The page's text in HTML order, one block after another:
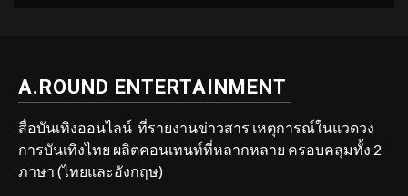
A.ROUND ENTERTAINMENT
สื่อบันเทิงออนไลน์ ที่รายงานข่าวสาร เหตุการณ์ในแวดวง
การบันเทิงไทย ผลิตคอนเทนท์ที่หลากหลาย ครอบคลุมทั้ง 2
ภาษา (ไทยและอังกฤษ)